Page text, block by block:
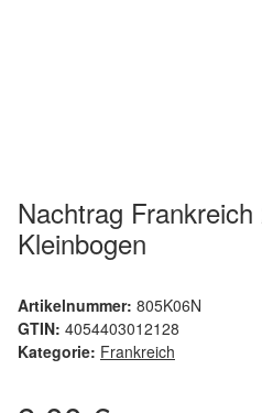
Nachtrag
Kleinbogen
Artikelnummer: 805K06N
GTIN: 4054403012128
Kategorie: Frankreich